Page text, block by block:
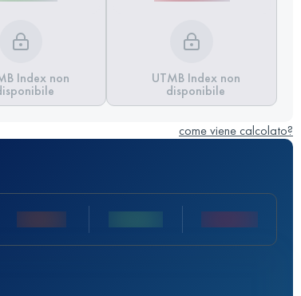
Index non UTMB Index non
disponibile
come viene calcolato?